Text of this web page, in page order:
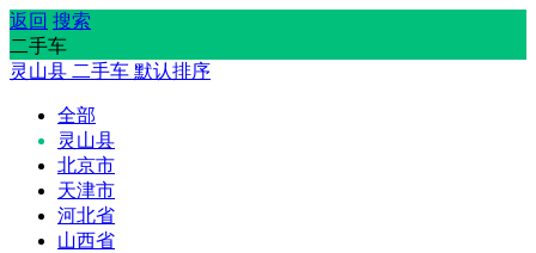
返回 搜索
二手车
灵山县 二手车 默认排序
全部
灵山县
北京市
天津市
河北省
山西省